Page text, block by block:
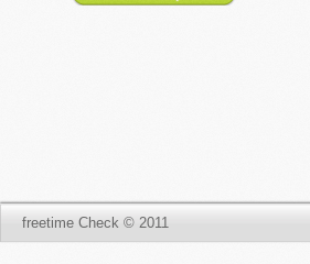
freetime Check © 2011